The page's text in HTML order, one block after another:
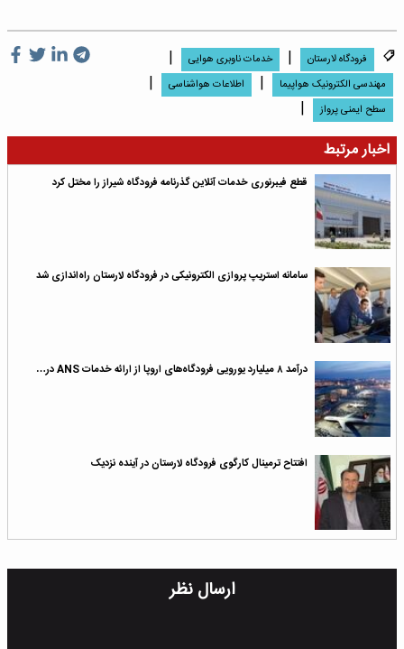
فرودگاه لارستان | خدمات ناوبری هوایی |
مهندسی الکترونیک هواپیما | اطلاعات هواشناسی |
سطح ایمنی پرواز
|
اخبار مرتبط
قطع فیبرنوری خدمات آنلاین گذرنامه فرودگاه شیراز را مختل کرد
سامانه استریپ پروازی الکترونیکی در فرودگاه لارستان راه‌اندازی شد
درآمد ۸ میلیارد یورویی فرودگاه‌های اروپا از ارائه خدمات ANS در…
افتتاح ترمینال کارگوی فرودگاه لارستان در آینده نزدیک
ارسال نظر